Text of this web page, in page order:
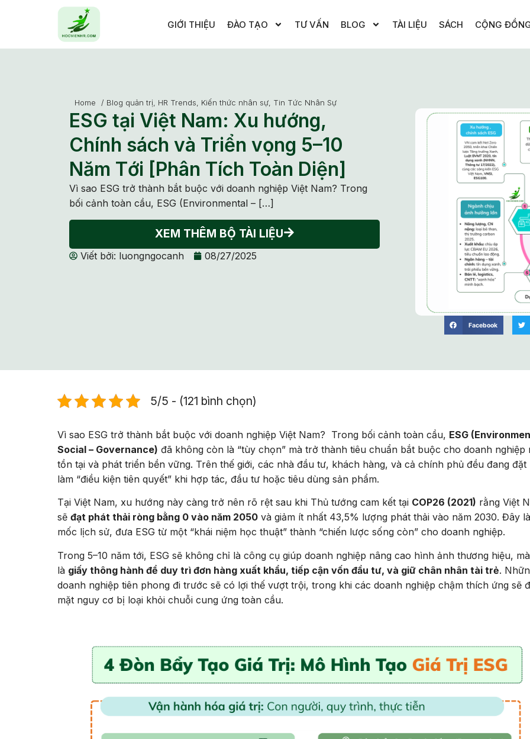
GIỚI THIỆU ĐÀO TẠO TƯ VẤN BLOG TÀI LIỆU SÁCH CỘNG
Home / Blog quản trị, HR Trends, Kiến thức nhân sự, Tin Tức Nhân Sự
ESG tại Việt Nam: Xu hướng,
Chính sách và Triển vọng 5–10
Năm Tới [Phân Tích Toàn Diện]
Vì sao ESG trở thành bắt buộc với doanh nghiệp Việt Nam? Trong
bối cảnh toàn cầu, ESG (Environmental – […]
XEM THÊM BỘ TÀI LIỆU
Viết bởi: luongngocanh 08/27/2025
Facebook
5/5 - (121 bình chọn)
Vì sao ESG trở thành bắt buộc với doanh nghiệp Việt Nam? Trong bối cảnh toàn cầu, ESG
Social – Governance) đã không còn là “tùy chọn” mà trở thành tiêu chuẩn bắt buộc cho doanh nghiệp
tồn tại và phát triển bền vững. Trên thế giới, các nhà đầu tư, khách hàng, và cả chính phủ đều đang đặt
làm “điều kiện tiên quyết” khi hợp tác, đầu tư hoặc tiêu dùng sản phẩm.
Tại Việt Nam, xu hướng này càng trở nên rõ rệt sau khi Thủ tướng cam kết tại COP26 (2021) rằng Việt
sẽ đạt phát thải ròng bằng 0 vào năm 2050 và giảm ít nhất 43,5% lượng phát thải vào năm 2030. Đây
mốc lịch sử, đưa ESG từ một “khái niệm học thuật” thành “chiến lược sống còn” cho doanh nghiệp.
Trong 5–10 năm tới, ESG sẽ không chỉ là công cụ giúp doanh nghiệp nâng cao hình ảnh thương hiệu,
là giấy thông hành để duy trì đơn hàng xuất khẩu, tiếp cận vốn đầu tư, và giữ chân nhân tài trẻ.
doanh nghiệp tiên phong đi trước sẽ có lợi thế vượt trội, trong khi các doanh nghiệp chậm thích ứng sẽ
mặt nguy cơ bị loại khỏi chuỗi cung ứng toàn cầu.